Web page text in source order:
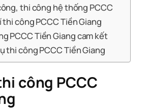
thi công hệ thống PCCC
thi công PCCC Tiền Giang
PCCC Tiền Giang cam kết
thi công PCCC Tiền Giang
công PCCC